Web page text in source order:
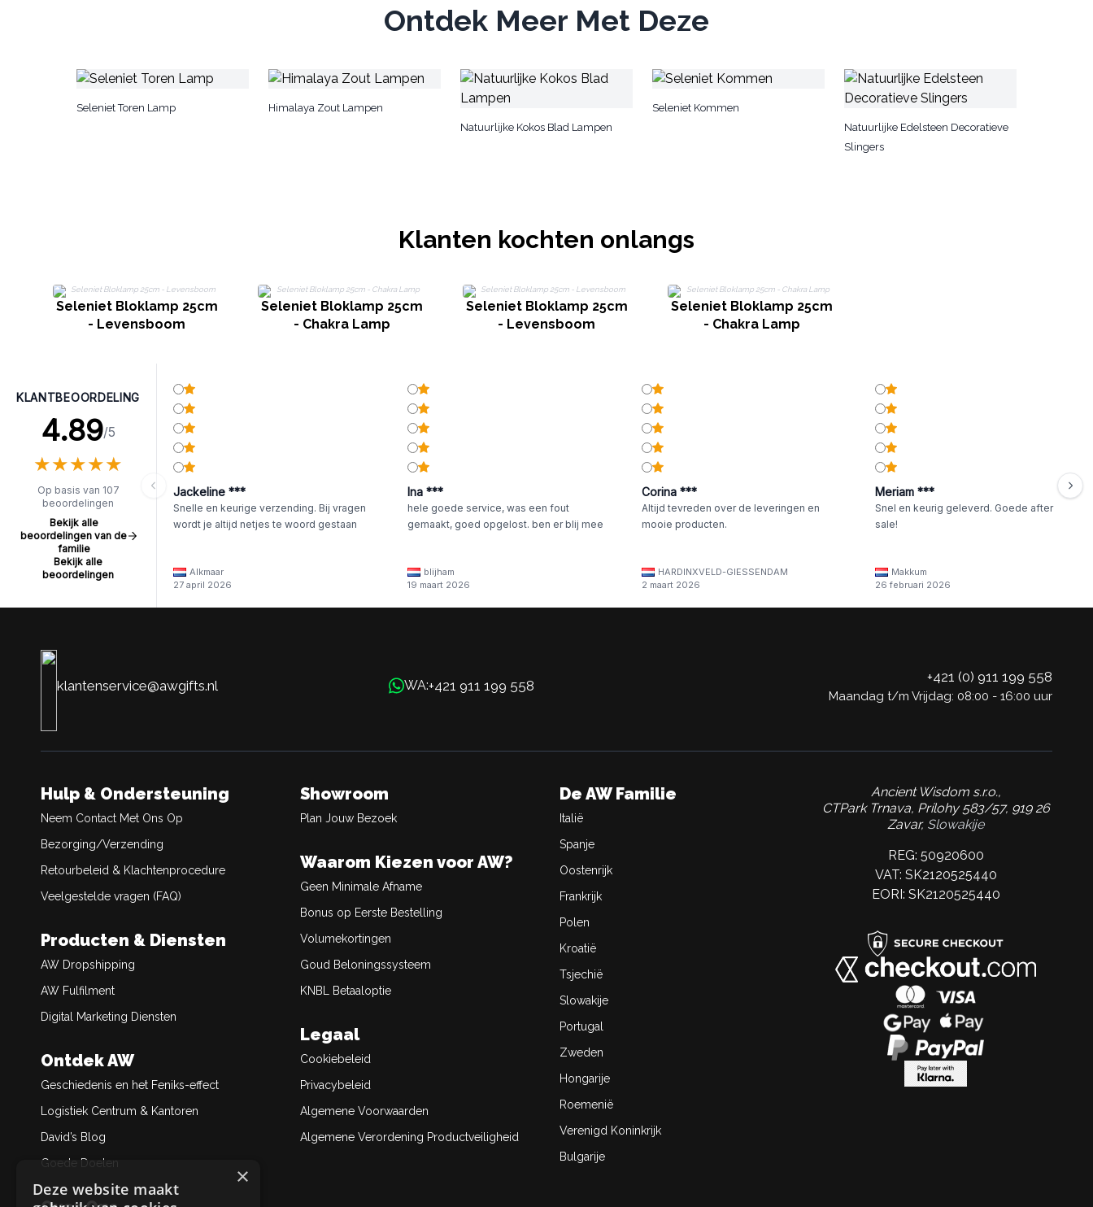
Ontdek Meer Met Deze
Seleniet Toren Lamp
Himalaya Zout Lampen
Natuurlijke Kokos Blad Lampen
Seleniet Kommen
Natuurlijke Edelsteen Decoratieve
Slingers
Klanten kochten onlangs
Seleniet Bloklamp 25cm
- Levensboom
Seleniet Bloklamp 25cm
- Chakra Lamp
Seleniet Bloklamp 25cm
- Levensboom
Seleniet Bloklamp 25cm
- Chakra Lamp
KLANTBEOORDELING
4.89/5
★★★★★
★★★★★
Op basis van 107
beoordelingen
Bekijk alle
beoordelingen van de
familie
Bekijk alle
beoordelingen
Jackeline ***
Snelle en keurige verzending. Bij vragen
wordt je altijd netjes te woord gestaan
Alkmaar
27 april 2026
Ina ***
hele goede service, was een fout
gemaakt, goed opgelost. ben er blij mee
blijham
19 maart 2026
Corina ***
Altijd tevreden over de leveringen en
mooie producten.
HARDINXVELD-GIESSENDAM
2 maart 2026
Meriam ***
Snel en keurig geleverd. Goede after
sale!
Makkum
26 februari 2026
klantenservice@awgifts.nl WA:+421 911 199 558
+421 (0) 911 199 558
Maandag t/m Vrijdag: 08:00 - 16:00 uur
Hulp & Ondersteuning
Neem Contact Met Ons Op
Bezorging/Verzending
Retourbeleid & Klachtenprocedure
Veelgestelde vragen (FAQ)
Producten & Diensten
AW Dropshipping
AW Fulfilment
Digital Marketing Diensten
Ontdek AW
Geschiedenis en het Feniks-effect
Logistiek Centrum & Kantoren
David’s Blog
Goede Doelen
Showroom
Plan Jouw Bezoek
Waarom Kiezen voor AW?
Geen Minimale Afname
Bonus op Eerste Bestelling
Volumekortingen
Goud Beloningssysteem
KNBL Betaaloptie
Legaal
Cookiebeleid
Privacybeleid
Algemene Voorwaarden
Algemene Verordening Productveiligheid
De AW Familie
Italië
Spanje
Oostenrijk
Frankrijk
Polen
Kroatië
Tsjechië
Slowakije
Portugal
Zweden
Hongarije
Roemenië
Verenigd Koninkrijk
Bulgarije
Ancient Wisdom s.r.o.,
CTPark Trnava, Prílohy 583/57, 919 26
Zavar, Slowakije
REG: 50920600
VAT: SK2120525440
EORI: SK2120525440
×
Deze website maakt